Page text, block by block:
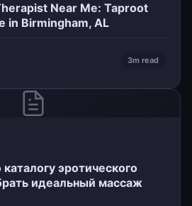
Near Me: Taproot
in Birmingham, AL
3m read
эротического
идеальный массаж